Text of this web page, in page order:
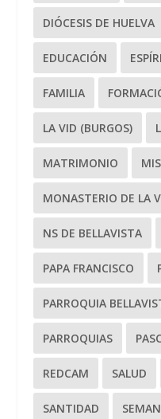
DIÓCESIS DE HUELVA
EDUCACIÓN
FAMILIA
LA VID (BURGOS)
MATRIMONIO
MONASTERIO DE LA
NS DE BELLAVISTA
PAPA FRANCISCO
PARROQUIA
PARROQUIAS
REDCAM SALUD
SANTIDAD